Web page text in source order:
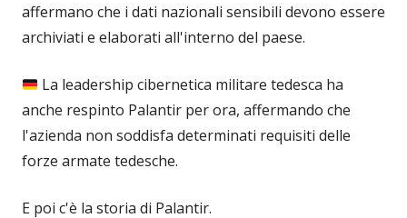
affermano che i dati nazionali sensibili devono essere
archiviati e elaborati all'interno del paese.
La leadership cibernetica militare tedesca ha
anche respinto Palantir per ora, affermando che
l'azienda non soddisfa determinati requisiti delle
forze armate tedesche.
E poi c'è la storia di Palantir.